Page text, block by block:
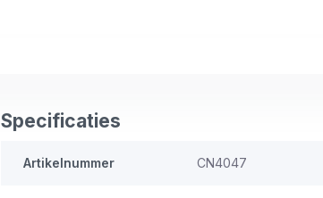
Specificaties
Artikelnummer CN4047